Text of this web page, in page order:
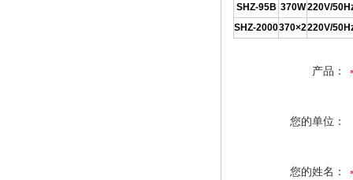
SHZ-95B 370W220V/
SHZ-2000370×2220V/
产品：
您的单位：
您的姓名：